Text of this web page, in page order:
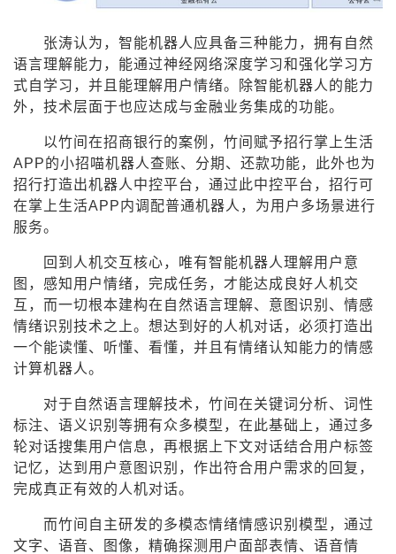
我
的
程
我
认
证
的
实
我
的
藏
的
技
支
持
我
的
声
建
张涛认为，智能机器人应具备三种能力，拥有自然
语言理解能力，能通过神经网络深度学习和强化学习方
式自学习，并且能理解用户情绪。除智能机器人的能力
外，技术层面于也应达成与金融业务集成的功能。
以竹间在招商银行的案例，竹间赋予招行掌上生活
APP的小招喵机器人查账、分期、还款功能，此外也为
招行打造出机器人中控平台，通过此中控平台，招行可
在掌上生活APP内调配普通机器人，为用户多场景进行
服务。
回到人机交互核心，唯有智能机器人理解用户意
图，感知用户情绪，完成任务，才能达成良好人机交
互，而一切根本建构在自然语言理解、意图识别、情感
情绪识别技术之上。想达到好的人机对话，必须打造出
一个能读懂、听懂、看懂，并且有情绪认知能力的情感
计算机器人。
对于自然语言理解技术，竹间在关键词分析、词性
标注、语义识别等拥有众多模型，在此基础上，通过多
轮对话搜集用户信息，再根据上下文对话结合用户标签
记忆，达到用户意图识别，作出符合用户需求的回复，
完成真正有效的人机对话。
而竹间自主研发的多模态情绪情感识别模型，通过
文字、语音、图像，精确探测用户面部表情、语音情